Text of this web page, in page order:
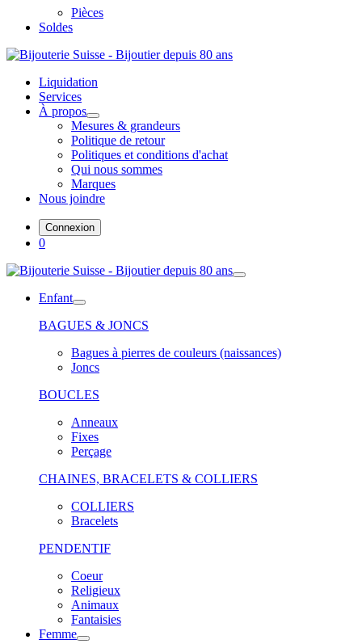
Pièces
Soldes
Liquidation
Services
À propos
Mesures & grandeurs
Politique de retour
Politiques et conditions d'achat
Qui nous sommes
Marques
Nous joindre
Connexion
0
Enfant
BAGUES & JONCS
Bagues à pierres de couleurs (naissances)
Joncs
BOUCLES
Anneaux
Fixes
Perçage
CHAINES, BRACELETS & COLLIERS
COLLIERS
Bracelets
PENDENTIF
Coeur
Religieux
Animaux
Fantaisies
Femme